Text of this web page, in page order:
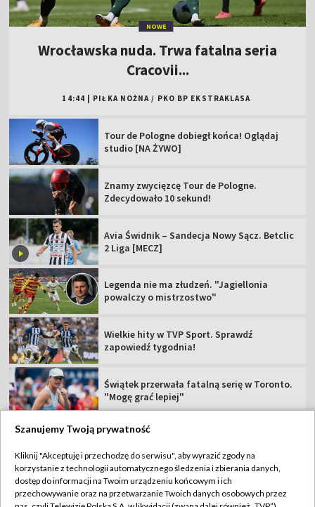
NOWE
Wrocławska nuda. Trwa fatalna seria
Cracovii...
14:44 PIŁKA NOŻNA / PKO BP EKSTRAKLASA
Tour de Pologne dobiegł końca! Oglądaj
studio [NA ŻYWO]
Znamy zwycięzcę Tour de Pologne.
Zdecydowało 10 sekund!
Avia Świdnik – Sandecja Nowy Sącz. Betclic
2 Liga [MECZ]
Legenda nie ma złudzeń. "Jagiellonia
powalczy o mistrzostwo"
Wielkie hity w TVP Sport. Sprawdź
zapowiedź tygodnia!
Świątek przerwała fatalną serię w Toronto.
"Mogę grać lepiej"
TVP
Abonament TVP
Regulamin TVP
Szanujemy Twoją prywatność
Kliknij "Akceptuję i przechodzę do serwisu", aby wyrazić zgody na
korzystanie z technologii automatycznego śledzenia i zbierania danych,
dostęp do informacji na Twoim urządzeniu końcowym i ich
przechowywanie oraz na przetwarzanie Twoich danych osobowych przez